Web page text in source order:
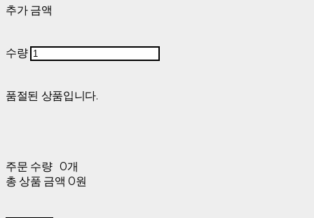
추가 금액
수량
품절된 상품입니다.
주문 수량 0개
총 상품 금액 0원